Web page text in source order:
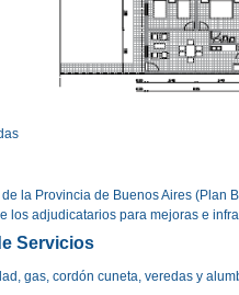
la Provincia de Buenos Aires (Plan
los adjudicatarios para mejoras e
Servicios
gas, cordón cuneta, veredas y